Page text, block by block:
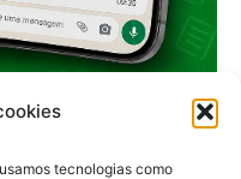
tecnologias como